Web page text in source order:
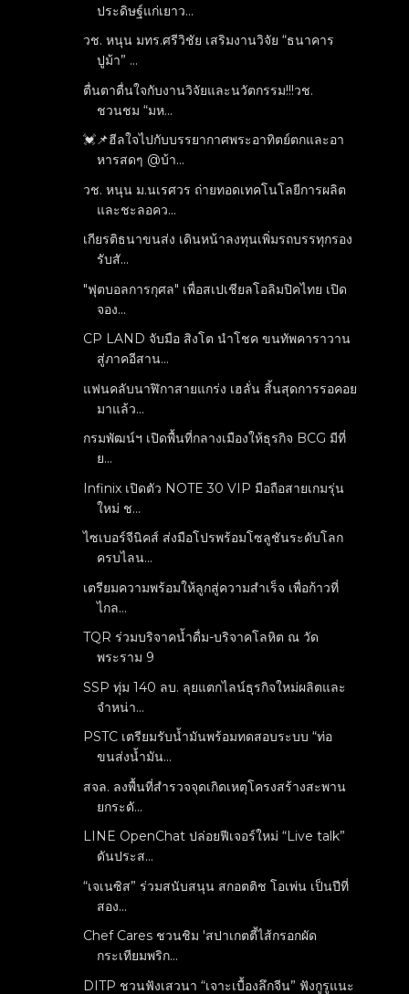
ประดิษฐ์แก่เยาว...
วช. หนุน มทร.ศรีวิชัย เสริมงานวิจัย “ธนาคาร
ปูม้า” ...
ตื่นตาตื่นใจกับงานวิจัยและนวัตกรรม!!!วช.
ชวนชม “มห...
💓📌ฮีลใจไปกับบรรยากาศพระอาทิตย์ตกและอา
หารสดๆ @บ้า...
วช. หนุน ม.นเรศวร ถ่ายทอดเทคโนโลยีการผลิต
และชะลอคว...
เกียรติธนาขนส่ง เดินหน้าลงทุนเพิ่มรถบรรทุกรอง
รับสั...
"ฟุตบอลการกุศล" เพื่อสเปเชียลโอลิมปิคไทย เปิด
จอง...
CP LAND จับมือ สิงโต นำโชค ขนทัพคาราวาน
สู่ภาคอีสาน...
แฟนคลับนาฬิกาสายแกร่ง เฮลั่น สิ้นสุดการรอคอย
มาแล้ว...
กรมพัฒน์ฯ เปิดพื้นที่กลางเมืองให้ธุรกิจ BCG มีที่
ย...
Infinix เปิดตัว NOTE 30 VIP มือถือสายเกมรุ่น
ใหม่ ช...
ไซเบอร์จีนิคส์ ส่งมือโปรพร้อมโซลูชันระดับโลก
ครบไลน...
เตรียมความพร้อมให้ลูกสู่ความสำเร็จ เพื่อก้าวที่
ไกล...
TQR ร่วมบริจาคน้ำดื่ม-บริจาคโลหิต ณ วัด
พระราม 9
SSP ทุ่ม 140 ลบ. ลุยแตกไลน์ธุรกิจใหม่ผลิตและ
จำหน่า...
PSTC เตรียมรับน้ำมันพร้อมทดสอบระบบ “ท่อ
ขนส่งน้ำมัน...
สจล. ลงพื้นที่สำรวจจุดเกิดเหตุโครงสร้างสะพาน
ยกระดั...
LINE OpenChat ปล่อยฟีเจอร์ใหม่ “Live talk”
ดันประส...
“เจเนซิส” ร่วมสนับสนุน สกอตติช โอเพ่น เป็นปีที่
สอง...
Chef Cares ชวนชิม 'สปาเกตตี้ไส้กรอกผัด
กระเทียมพริก...
DITP ชวนฟังเสวนา “เจาะเบื้องลึกจีน” ฟังกูรูแนะ